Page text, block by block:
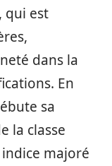
qui est
dans la
En
sa
la classe
majoré